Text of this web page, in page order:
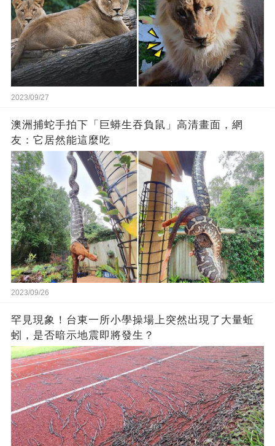
2023/09/27
澳洲捕蛇手拍下「巨蟒生吞負鼠」高清畫面，網
友：它居然能這麼吃
2023/09/26
罕見現象！台東一所小學操場上突然出現了大量蚯
蚓，是否暗示地震即將發生？